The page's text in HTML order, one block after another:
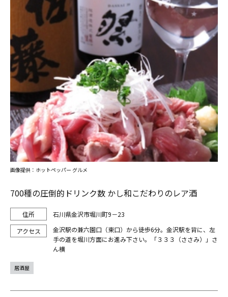
700種の圧倒的ドリンク数 かし和こだわりのレア酒
石川県金沢市堀川町9－23
金沢駅の兼六園口（東口）から徒歩6分。金沢駅を背に、左
手の道を堀川方面にお進み下さい。「３３３（ささみ）」さ
ん横
画像提供：ホットペッパー グルメ
居酒屋